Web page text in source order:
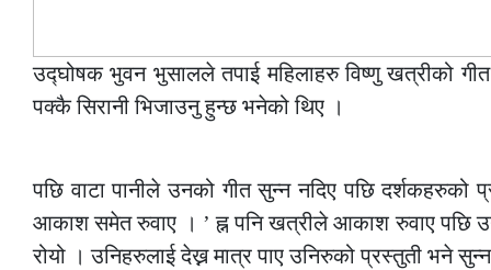
उद्घोषक भुवन भुसालले तपाई महिलाहरु विष्णु खत्रीको
पक्कै सिरानी भिजाउनु हुन्छ भनेको थिए ।
पछि वाटा पानीले उनको गीत सुन्न नदिए पछि दर्शकहरुको
आकाश समेत रुवाए । ’ ह्न पनि खत्रीले आकाश रुवाए पछि
रोयो । उनिहरुलाई देख्न मात्र पाए उनिरुको प्रस्तुती भने